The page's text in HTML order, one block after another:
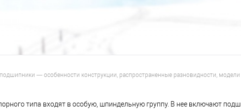
— особенности конструкции, распространенные разновидности,
типа входят в особую, шпиндельную группу. В нее включают